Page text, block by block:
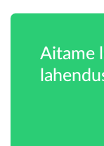
Aitame